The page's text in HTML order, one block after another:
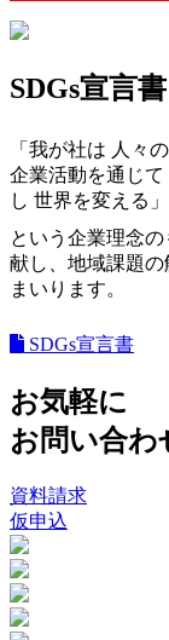
SDGs宣言書
「我が社は 人々
企業活動を通じ
し 世界を変える」
という企業理念
献し、地域課題
まいります。
SDGs宣言書
お気軽に
お問い合わ
資料請求
仮申込